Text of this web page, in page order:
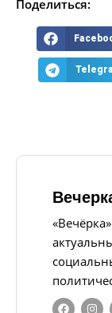
Поделиться: